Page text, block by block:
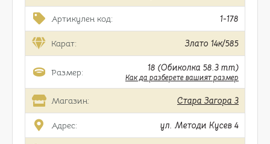
Артикулен код: 1-178
Карат: Злато 14к/585
Размер: 18 (Обиколка 58.3 mm)
Как да разберете вашият размер
Магазин: Стара Загора 3
Адрес: ул. Методи Кусев 4